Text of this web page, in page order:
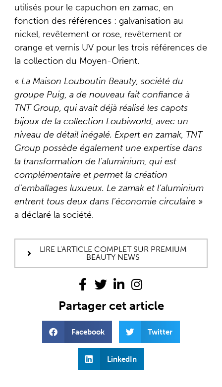
utilisés pour le capuchon en zamac, en
fonction des références : galvanisation au
nickel, revêtement or rose, revêtement or
orange et vernis UV pour les trois références de
la collection du Moyen-Orient.
« La Maison Louboutin Beauty, société du
groupe Puig, a de nouveau fait confiance à
TNT Group, qui avait déjà réalisé les capots
bijoux de la collection Loubiworld, avec un
niveau de détail inégalé. Expert en zamak, TNT
Group possède également une expertise dans
la transformation de l’aluminium, qui est
complémentaire et permet la création
d’emballages luxueux. Le zamak et l’aluminium
entrent tous deux dans l’économie circulaire»
a déclaré la société.
LIRE L'ARTICLE COMPLET SUR PREMIUM
BEAUTY NEWS
Partager cet article
Facebook Twitter
LinkedIn